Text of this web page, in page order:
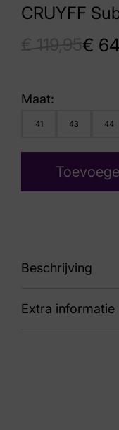
CRUYFF
€
Maat:
41 43 44
Beschrijving
sneaker
Extra informatie